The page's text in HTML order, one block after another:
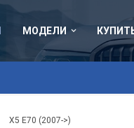
МОДЕЛИ
X5 E70 (2007->)